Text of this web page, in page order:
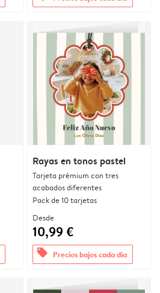
Rayas en tonos pastel
Tarjeta prémium con tres
acabados diferentes
Pack de 10 tarjetas
Desde
10,99 €
offers Precios bajos cada día